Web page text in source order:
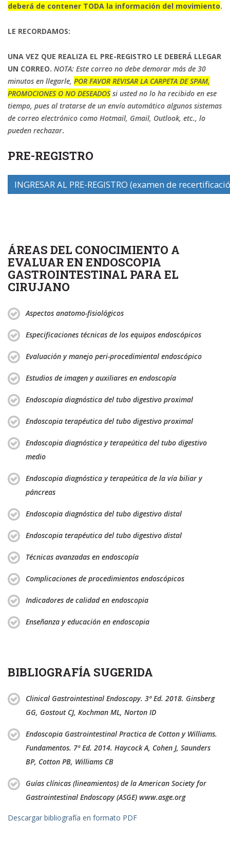
deberá de contener TODA la información del movimiento.
LE RECORDAMOS:
UNA VEZ QUE REALIZA EL PRE-REGISTRO LE DEBERÁ LLEGAR
UN CORREO. NOTA: Este correo no debe demorar más de 30
minutos en llegarle, POR FAVOR REVISAR LA CARPETA DE SPAM,
PROMOCIONES O NO DESEADOSsi usted no lo ha recibido en ese
tiempo, pues al tratarse de un envío automático algunos sistemas
de correo electrónico como Hotmail, Gmail, Outlook, etc., lo
pueden rechazar.
PRE-REGISTRO
INGRESAR AL PRE-REGISTRO (examen de
ÁREAS DEL CONOCIMIENTO A
EVALUAR EN ENDOSCOPIA
GASTROINTESTINAL PARA EL
CIRUJANO
Aspectos anatomo-fisiológicos
Especificaciones técnicas de los equipos endoscópicos
Evaluación y manejo peri-procedimiental endoscópico
Estudios de imagen y auxiliares en endoscopía
Endoscopia diagnóstica del tubo digestivo proximal
Endoscopia terapéutica del tubo digestivo proximal
Endoscopia diagnóstica y terapeútica del tubo digestivo
medio
Endoscopia diagnóstica y terapeútica de la vía biliar y
páncreas
Endoscopia diagnóstica del tubo digestivo distal
Endoscopia terapéutica del tubo digestivo distal
Técnicas avanzadas en endoscopía
Complicaciones de procedimientos endoscópicos
Indicadores de calidad en endoscopia
Enseñanza y educación en endoscopia
BIBLIOGRAFÍA SUGERIDA
Clinical Gastrointestinal Endoscopy. 3ª Ed. 2018. Ginsberg
GG, Gostout CJ, Kochman ML, Norton ID
Endoscopia Gastrointestinal Practica de Cotton y Williams.
Fundamentos. 7ª Ed. 2014. Haycock A, Cohen J, Saunders
BP, Cotton PB, Williams CB
Guías clínicas (lineamientos) de la American Society for
Gastrointestinal Endoscopy (ASGE) www.asge.org
Descargar bibliografía en formato PDF